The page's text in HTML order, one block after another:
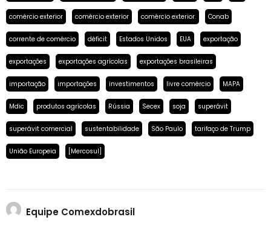
comércio exterior comércio exterior comércio exterior. Conab
corrente de comércio déficit Estados Unidos EUA exportação
exportações exportações agrícolas exportações brasileiras
importação importações investimentos livre comércio MAPA
Mdic produtos agrícolas Rússia Secex soja superávit
superávit comercial sustentabilidade São Paulo tarifaço de Trump
União Europeia [Mercosul]
Equipe Comexdobrasil